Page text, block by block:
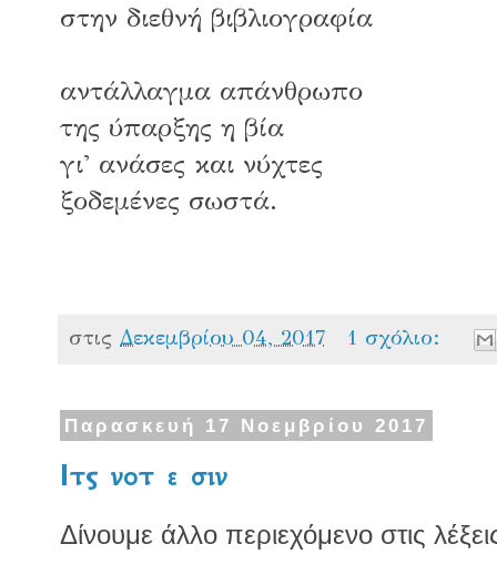
στην διεθνή βιβλιογραφία
αντάλλαγμα απάνθρωπο
της ύπαρξης η βία
γι' ανάσες και νύχτες
ξοδεμένες σωστά.
στις Δεκεμβρίου 04, 2017 1 σχόλιο:
Παρασκευή 17 Νοεμβρίου 2017
Ιτς νοτ ε σιν
Δίνουμε άλλο περιεχόμενο στις